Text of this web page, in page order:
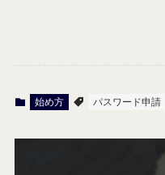
始め方 パスワード申請